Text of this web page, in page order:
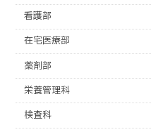
看護部
在宅医療部
薬剤部
栄養管理科
検査科